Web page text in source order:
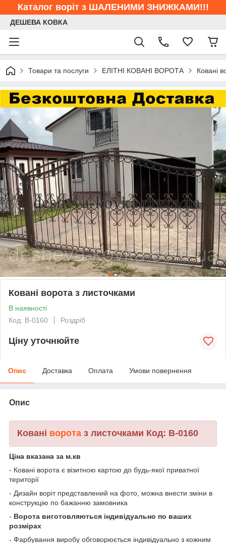
Каталог воріт з ШАЛЕНИМИ ЗНИЖКАМИ!!!
ДЕШЕВА КОВКА
Товари та послуги ЕЛІТНІ КОВАНІ ВОРОТА Ковані
Ковані ворота з листочками
В наявності
Код: В-0160
Роздріб
Ціну уточнюйте
Опис Доставка Оплата Умови повернення
Опис
Ковані ворота з листочками Код: В-0160
Ціна вказана за м.кв
- Ковані ворота є візитною картою до будь-якої приватної
території
- Дизайн воріт представлений на фото, можна внести зміни в
конструкцію по бажанню замовника
- Ворота виготовляються індивідуально по ваших
розмірах
- Фарбування виробу обговорюється індивідуально з кожним